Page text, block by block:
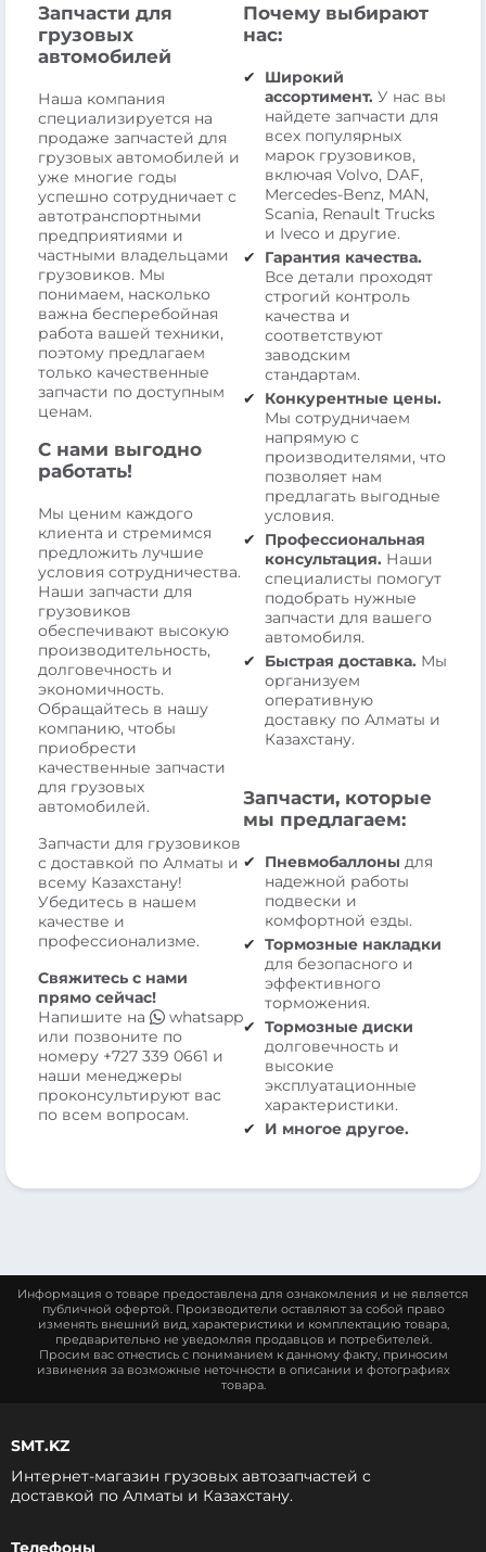
Запчасти для
грузовых
автомобилей
Наша компания
специализируется на
продаже запчастей для
грузовых автомобилей и
уже многие годы
успешно сотрудничает с
автотранспортными
предприятиями и
частными владельцами
грузовиков. Мы
понимаем, насколько
важна бесперебойная
работа вашей техники,
поэтому предлагаем
только качественные
запчасти по доступным
ценам.
С нами выгодно
работать!
Мы ценим каждого
клиента и стремимся
предложить лучшие
условия сотрудничества.
Наши запчасти для
грузовиков
обеспечивают высокую
производительность,
долговечность и
экономичность.
Обращайтесь в нашу
компанию, чтобы
приобрести
качественные запчасти
для грузовых
автомобилей.
Запчасти для грузовиков
с доставкой по Алматы и
всему Казахстану!
Убедитесь в нашем
качестве и
профессионализме.
Свяжитесь с нами
прямо сейчас!
Напишите на
whatsapp
или позвоните по
номеру +727 339 0661 и
наши менеджеры
проконсультируют вас
по всем вопросам.
Почему выбирают
нас:
Широкий
ассортимент. У нас вы
найдете запчасти для
всех популярных
марок грузовиков,
включая Volvo, DAF,
Mercedes-Benz, MAN,
Scania, Renault Trucks
и Iveco и другие.
Гарантия качества.
Все детали проходят
строгий контроль
качества и
соответствуют
заводским
стандартам.
Конкурентные цены.
Мы сотрудничаем
напрямую с
производителями, что
позволяет нам
предлагать выгодные
условия.
Профессиональная
консультация. Наши
специалисты помогут
подобрать нужные
запчасти для вашего
автомобиля.
Быстрая доставка. Мы
организуем
оперативную
доставку по Алматы и
Казахстану.
Запчасти, которые
мы предлагаем:
Пневмобаллоны для
надежной работы
подвески и
комфортной езды.
Тормозные накладки
для безопасного и
эффективного
торможения.
Тормозные диски
долговечность и
высокие
эксплуатационные
характеристики.
И многое другое.
Информация о товаре предоставлена для ознакомления и не является
публичной офертой. Производители оставляют за собой право
изменять внешний вид, характеристики и комплектацию товара,
предварительно не уведомляя продавцов и потребителей.
Просим вас отнестись с пониманием к данному факту, приносим
извинения за возможные неточности в описании и фотографиях
товара.
SMT.KZ
Интернет-магазин грузовых автозапчастей c
доставкой по Алматы и Казахстану.
Телефоны